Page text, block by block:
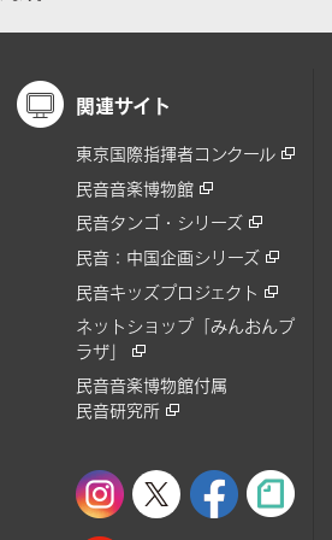
関連サイト
東京国際指揮者コンクール
民音音楽博物館
民音タンゴ・シリーズ
民音：中国企画シリーズ
民音キッズプロジェクト
ネットショップ「みんおんプ
ラザ」
民音音楽博物館付属
民音研究所